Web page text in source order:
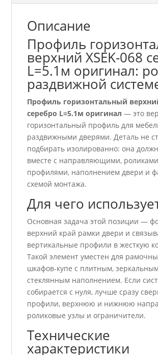
Описание
Профиль
верхний ХSEK-068
L=5.1м оригинал:
раздвижной
Профиль горизонтальный
серебро L=5.1м оригинал — это
горизонтальный профиль для
раздвижными дверями. Деталь не
подбирать изолированно: она
вместе с направляющими,
профилями, наполнением двери и
схемой монтажа.
Для чего
Основная задача этой позиции —
верхний край рамки двери и
вертикальные профили в жесткую
Такой элемент уместен для
шкафов-купе с плитным,
стеклянным наполнением. Если
собирается с нуля, лучше сразу
профили, верхнюю и нижнюю
роликовые узлы и ограничители.
Технические
характеристики